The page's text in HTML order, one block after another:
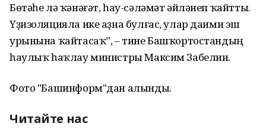
Бөтәһе лә ҡәнәғәт, һау-сәләмәт әйләнеп ҡайтты.
Үҙизоляцияла ике аҙна булғас, улар даими эш
урынына ҡайтасаҡ”, – тине Башҡортостандың
һаулыҡ һаҡлау министры Максим Забелин.
Фото "Башинформ"дан алынды.
Читайте нас